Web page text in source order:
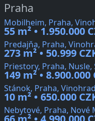
Praha
Mobilheim, Praha,
55 m² • 1.950.000
Predajňa, Praha,
273 m² • 50.999
Priestory, Praha, Nusle,
149 m² • 8.900.000
Stánok, Praha,
10 m² • 650.000
Nebytové, Praha,